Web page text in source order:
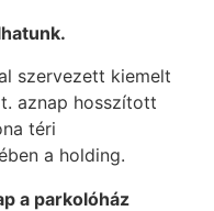
szervezett kiemelt
aznap hosszított
téri
a holding.
a parkolóház